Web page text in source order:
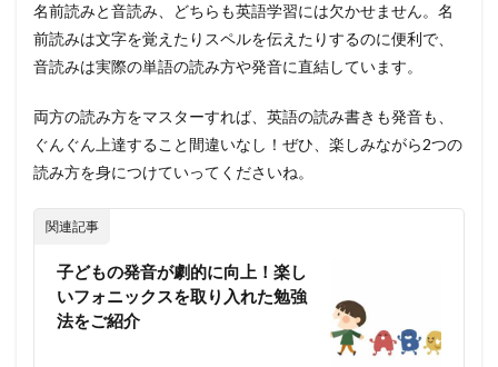
名前読みと音読み、どちらも英語学習には欠かせません。名
前読みは文字を覚えたりスペルを伝えたりするのに便利で、
音読みは実際の単語の読み方や発音に直結しています。
両方の読み方をマスターすれば、英語の読み書きも発音も、
ぐんぐん上達すること間違いなし！ぜひ、楽しみながら2つの
読み方を身につけていってくださいね。
関連記事
子どもの発音が劇的に向上！楽し
いフォニックスを取り入れた勉強
法をご紹介